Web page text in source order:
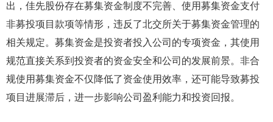
出，佳先股份存在募集资金制度不完善、使用募集资金支付
非募投项目款项等情形，违反了北交所关于募集资金管理的
相关规定。募集资金是投资者投入公司的专项资金，其使用
规范直接关系到投资者的资金安全和公司的发展前景。非合
规使用募集资金不仅降低了资金使用效率，还可能导致募投
项目进展滞后，进一步影响公司盈利能力和投资回报。